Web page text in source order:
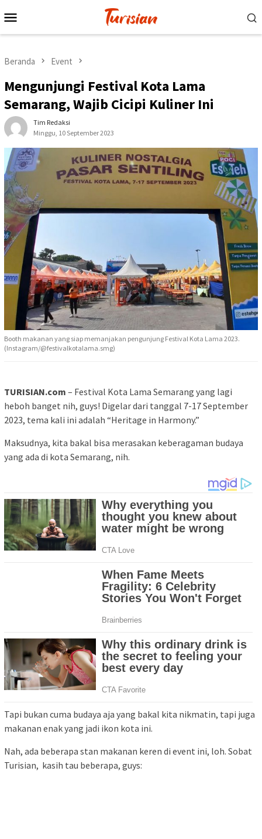
ke
Mobile
Beranda Event
Mengunjungi Festival Kota Lama
Semarang, Wajib Cicipi Kuliner Ini
Tim Redaksi
Minggu, 10 September 2023
Booth makanan yang siap memanjakan pengunjung Festival Kota Lama 2023.
(Instagram/@festivalkotalama.smg)
TURISIAN.com – Festival Kota Lama Semarang yang lagi
heboh banget nih, guys! Digelar dari tanggal 7-17 September
2023, tema kali ini adalah “Heritage in Harmony.”
Maksudnya, kita bakal bisa merasakan keberagaman budaya
yang ada di kota Semarang, nih.
Tapi bukan cuma budaya aja yang bakal kita nikmatin, tapi juga
makanan enak yang jadi ikon kota ini.
Nah, ada beberapa stan makanan keren di event ini, loh. Sobat
Turisian, kasih tau beberapa, guys: